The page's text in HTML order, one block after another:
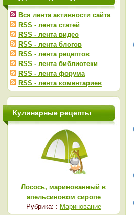
Вся лента активности сайта
RSS - лента статей
RSS - лента видео
RSS - лента блогов
RSS - лента рецептов
RSS - лента библиотеки
RSS - лента форума
RSS - лента коментариев
Кулинарные рецепты
Лосось, маринованный в
апельсиновом сиропе
Рубрика: : Маринование